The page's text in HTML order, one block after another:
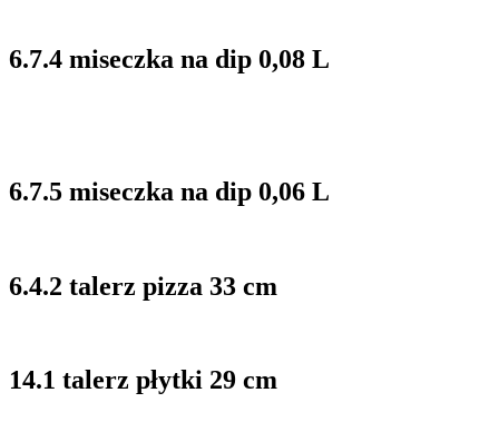
6.7.4 miseczka na dip 0,08 L
6.7.5 miseczka na dip 0,06 L
6.4.2 talerz pizza 33 cm
14.1 talerz płytki 29 cm